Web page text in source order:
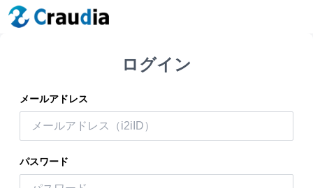
ログイン
メールアドレス
パスワード